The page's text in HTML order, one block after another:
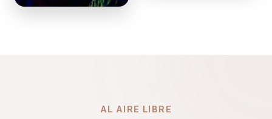
AL AIRE LIBRE